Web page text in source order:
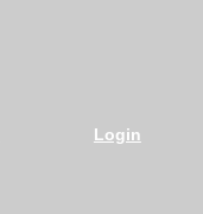
Login